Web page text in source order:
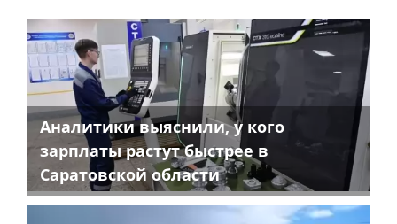
Аналитики выяснили, у кого
зарплаты растут быстрее в
Саратовской области